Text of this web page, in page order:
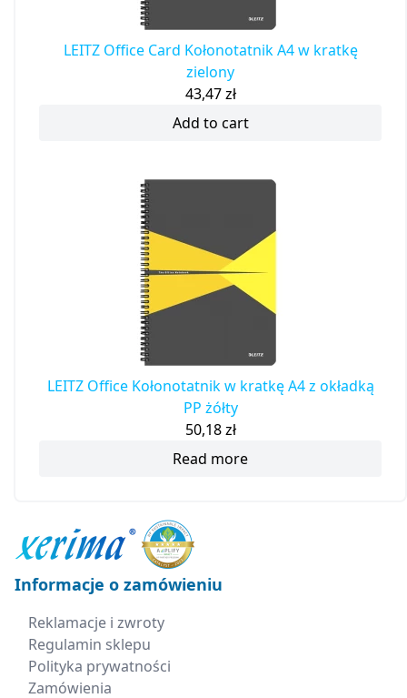
LEITZ Office Card Kołonotatnik A4 w kratkę
zielony
43,47zł
Add to cart
LEITZ Office Kołonotatnik w kratkę A4 z okładką
PP żółty
50,18zł
Read more
Informacje o zamówieniu
Reklamacje i zwroty
Regulamin sklepu
Polityka prywatności
Zamówienia